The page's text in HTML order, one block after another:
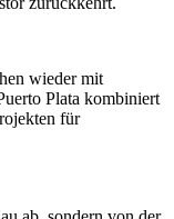
wieder mit
Plata kombiniert
für